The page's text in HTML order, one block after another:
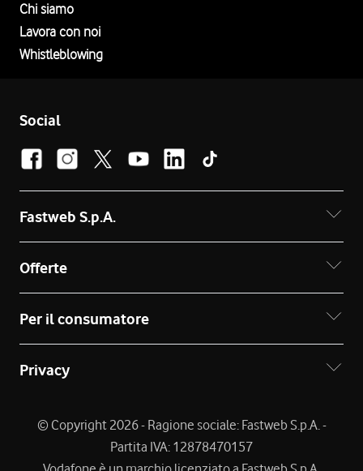
Chi siamo
Lavora con noi
Whistleblowing
Social
Fastweb S.p.A.
Offerte
Per il consumatore
Privacy
© Copyright 2026 - Ragione sociale: Fastweb S.p.A. -
Partita IVA: 12878470157